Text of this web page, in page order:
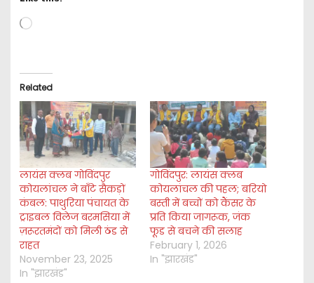
L
i
n
g
…
Related
लायंस क्लब गोविंदपुर
कोयलांचल ने बाँटे सैकड़ों
कंबल: पाथुरिया पंचायत के
ट्राइबल विलेज बरमसिया में
ज़रूरतमंदों को मिली ठंड से
राहत
November 23, 2025
In "झारखंड"
गोविंदपुर: लायंस क्लब
कोयलांचल की पहल; बरियो
बस्ती में बच्चों को कैंसर के
प्रति किया जागरूक, जंक
फूड से बचने की सलाह
February 1, 2026
In "झारखंड"